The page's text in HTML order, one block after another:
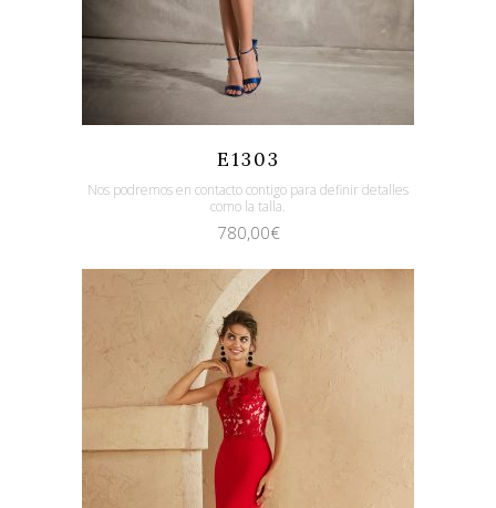
E1303
Nos podremos en contacto contigo para definir detalles
como la talla.
780,00€